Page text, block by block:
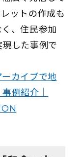
ットの作成も
、住民参加
した事例で
カイブで地
例紹介｜